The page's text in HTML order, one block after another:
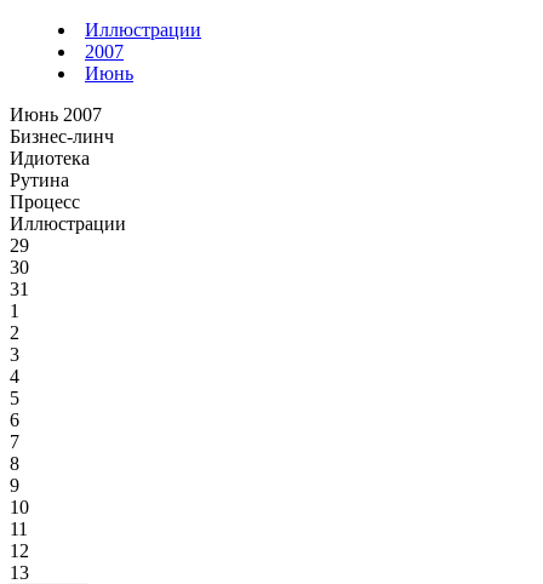
Иллюстрации
2007
Июнь
Июнь 2007
Бизнес-линч
Идиотека
Рутина
Процесс
Иллюстрации
29
30
31
1
2
3
4
5
6
7
8
9
10
11
12
13